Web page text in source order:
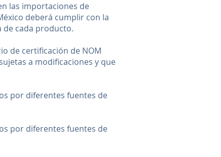
las importaciones de
deberá cumplir con la
de cada producto.
de certificación de NOM
a modificaciones y que
por diferentes fuentes de
por diferentes fuentes de